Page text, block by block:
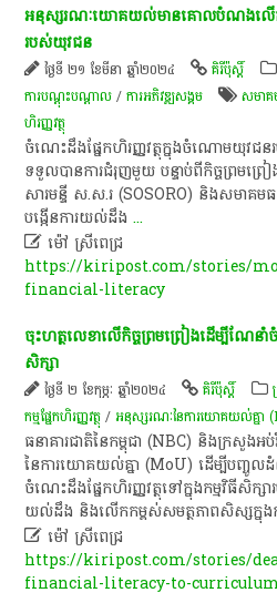
អនុស្សរណៈ​យោគយល់​មាន​គោលបំណង​លើក
របស់​យុវជន​
ថ្ងៃទី ២១ ខែមីនា ឆ្នាំ២០២៤ គិរីប៉ុស្តិ៍
ការបណ្តុះបណ្តាល /ការ​អភិវឌ្ឍ​សង្គម សមាគ
ហិរញ្ញវត្ថុ​
ចំណេះដឹង​ផ្នែក​ហិរញ្ញវត្ថុ​ក្នុង​ចំណោម​យុវជន​រ
ទទួល​បានការ​ជំរុញ​មួយ​ បន្ទាប់​ពី​កិច្ចព្រមព្រៀ
សារមន្ទី​ ស​.​ស​.​រ​ (SOSORO)​ និង​សមាគម​ធ
បង្កើន​ការ​យល់​ដឹង...
 ម៉ៅ ស្រីពេជ្រ
https://kiripost.com/stories/
financial-literacy
ចុះហត្ថលេខា​លើ​កិច្ចព្រមព្រៀង​ដើម្បី​ណែនាំ​
សិក្សា​
ថ្ងៃទី ២ ខែកុម្ភៈ ឆ្នាំ២០២៤ គិរីប៉ុស្តិ៍
កម្ម​ផ្នែក​ហិរញ្ញវត្ថុ​ /អនុស្សរណៈនៃការយោគយល់គ្នា
ធនាគារជាតិ​នៃ​កម្ពុជា​ (NBC)​ និង​ក្រសួង​
នៃ​ការ​យោគយល់​គ្នា​ (MoU)​ ដើម្បី​បញ្ចូ
ចំណេះដឹង​ផ្នែក​ហិរញ្ញវត្ថុ​ទៅ​ក្នុង​កម្មវិធី​សិក្
យល់​ដឹង​ និង​លើកកម្ពស់​សមត្ថភាព​សិស្ស​ក្នុង​
 ម៉ៅ ស្រីពេជ្រ
https://kiripost.com/stories/
financial-literacy-to-